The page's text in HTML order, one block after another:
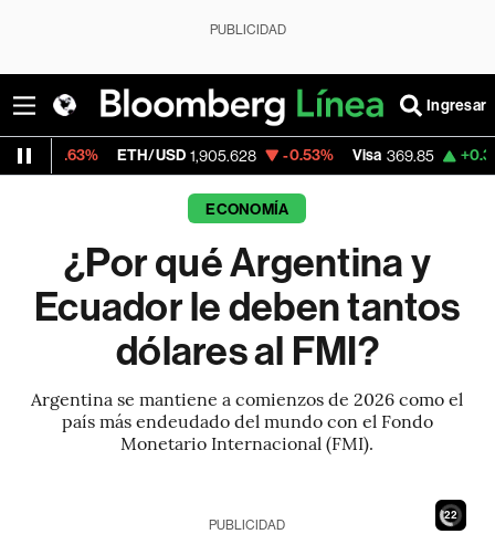
PUBLICIDAD
Ingresar
ETH/USD 1,905.628 -0.53% Visa 369.85 +0.36%
ECONOMÍA
¿Por qué Argentina y
Ecuador le deben tantos
dólares al FMI?
Argentina se mantiene a comienzos de 2026 como el
país más endeudado del mundo con el Fondo
Monetario Internacional (FMI).
21
PUBLICIDAD